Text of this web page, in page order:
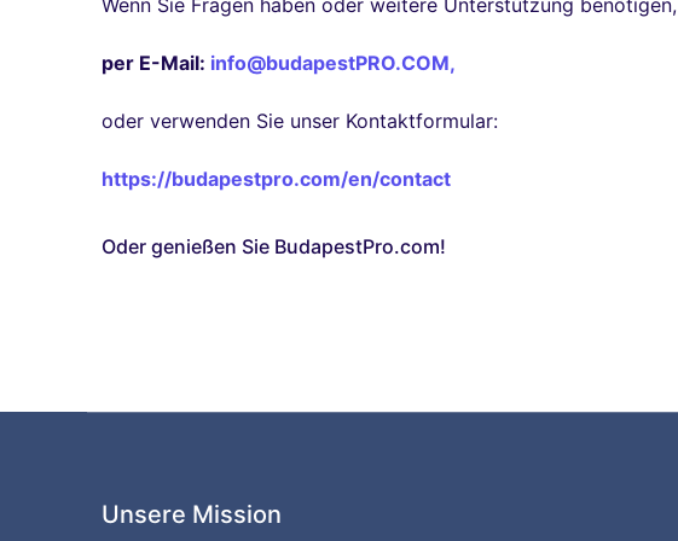
Wenn Sie Fragen haben oder weitere Unterstützung
per E-Mail: info@budapestPRO.COM,
oder verwenden Sie unser Kontaktformular:
https://budapestpro.com/en/contact
Oder genießen Sie BudapestPro.com!
Unsere Mission